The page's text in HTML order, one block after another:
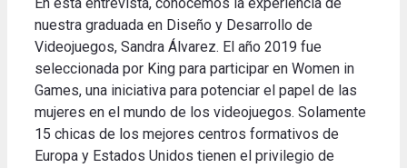
nuestra graduada en Diseño y Desarrollo de
Videojuegos, Sandra Álvarez. El año 2019 fue
seleccionada por King para participar en Women in
Games, una iniciativa para potenciar el papel de las
mujeres en el mundo de los videojuegos. Solamente
15 chicas de los mejores centros formativos de
Europa y Estados Unidos tienen el privilegio de